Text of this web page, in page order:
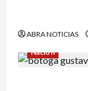
ABRA NOTICIAS
Nación